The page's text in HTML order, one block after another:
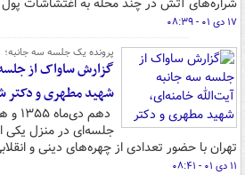
۱۷ دی ۰۱ - ۰۸:۳۹
پرونده یک جلسه سه جانبه؛
گزارش ساواک از
شهید مطهری و دکتر
دهم
جلسه‌ای در منزل یکی
تهران با حضور تعدادی از چهره‌های دینی و
۱۱ دی ۰۱ - ۰۸:۴۱